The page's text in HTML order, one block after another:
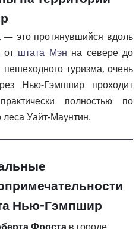
— это протянувшийся вдоль
от штата Мэн на севере до
туризма, очень
Нью-Гэмпшир проходит
полностью по
Уайт-Маунтин.
Нью-Гэмпшир